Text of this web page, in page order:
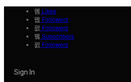
Likes
Followers
Followers
Subscribers
Followers
Sign In